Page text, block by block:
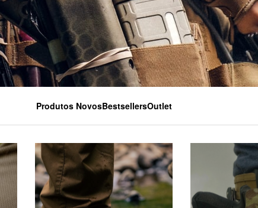
Produtos NovosBestsellersOutlet